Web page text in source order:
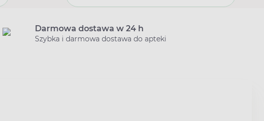
Darmowa dostawa w 24 h
Szybka i darmowa dostawa do apteki